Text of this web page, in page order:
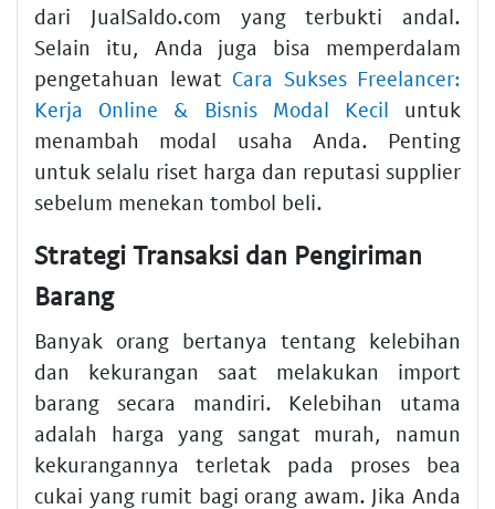
dari JualSaldo.com yang terbukti andal.
Selain itu, Anda juga bisa memperdalam
pengetahuan lewat Cara Sukses Freelancer:
Kerja Online & Bisnis Modal Kecil untuk
menambah modal usaha Anda. Penting
untuk selalu riset harga dan reputasi supplier
sebelum menekan tombol beli.
Strategi Transaksi dan Pengiriman
Barang
Banyak orang bertanya tentang kelebihan
dan kekurangan saat melakukan import
barang secara mandiri. Kelebihan utama
adalah harga yang sangat murah, namun
kekurangannya terletak pada proses bea
cukai yang rumit bagi orang awam. Jika Anda